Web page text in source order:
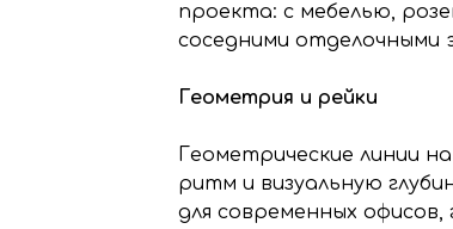
проекта: с мебелью,
соседними отделочными
Геометрия и рейки
Геометрические линии
ритм и визуальную
для современных